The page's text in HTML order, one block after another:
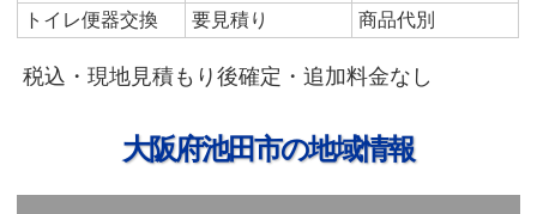
トイレ便器交換
要見積り 商品代別
税込・現地見積もり後確定・追加料金なし
大阪府池田市の地域情報